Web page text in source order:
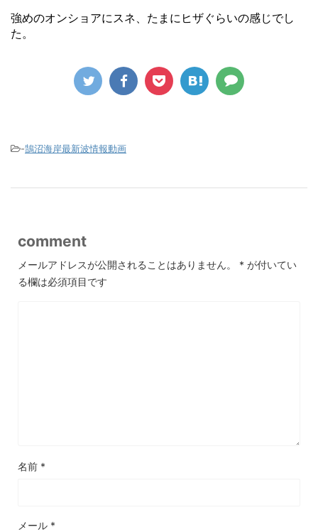
強めのオンショアにスネ、たまにヒザぐらいの感じでし
た。
-鵠沼海岸最新波情報動画
comment
メールアドレスが公開されることはありません。 * が付いてい
る欄は必須項目です
名前 *
メール *